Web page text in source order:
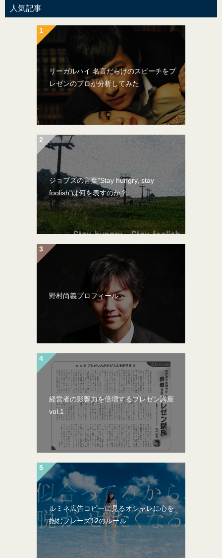
人気記事
リーガルハイ 名言だらけのスピーチをプ
レゼンのプロが分析してみた
ジョブズの言葉"Stay hungry, stay
foolish"は何を表すのか？
野村尚義プロフィール
経営者の影響力を倍増するプレゼン講座
vol.1
ルミネ広告コピーに見るオシャレに心を
掴むフレーズ12のルール